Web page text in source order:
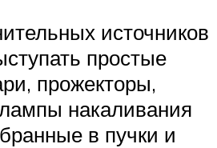
источников
простые
прожекторы,
накаливания
в пучки и